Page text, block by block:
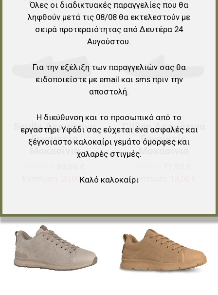
Προσθήκη στα αγαπημένα
Γρήγορη ματιά
Scully Δερμάτινα
Γυναικεία
Μοκασίνια
20,00 €
Cillian Δερμάτινα
Γυναικεία
Μοκασίνια
Έκπτωση:
Προσθήκη για σύγκριση
Γρήγορη ματιά
Όλες οι διαδικτυακές παραγγελίες που θα
ληφθούν μετά τις 08/08 θα εκτελεστούν με
σειρά προτεραιότητας από Δευτέρα 24
Αυγούστου.
Για την εξέλιξη των παραγγελιών σας θα
ειδοποιείστε με email και sms πριν την
αποστολή.
Η διεύθυνση και το προσωπικό από το
εργαστήρι Υφάδι σας εύχεται ένα ασφαλές και
ξέγνοιαστο καλοκαίρι γεμάτο όμορφες και
χαλαρές στιγμές.
Καλό καλοκαίρι